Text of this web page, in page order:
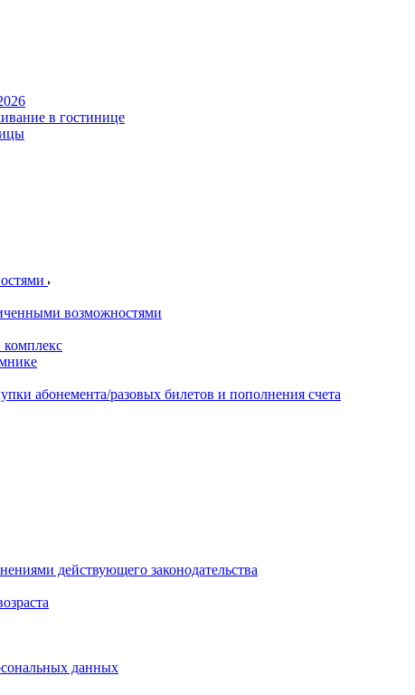
в гостинице
возможностями
комплекс
абонемента/разовых билетов и пополнения счета
действующего законодательства
данных